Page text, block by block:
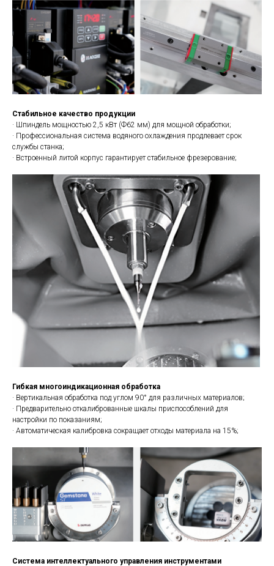
Стабильное качество продукции
· Шпиндель мощностью 2,5 кВт (Ф62 мм) для мощной обработки;
· Профессиональная система водяного охлаждения продлевает срок
службы станка;
· Встроенный литой корпус гарантирует стабильное фрезерование;
Гибкая многоиндикационная обработка
· Вертикальная обработка под углом 90° для различных материалов;
· Предварительно откалиброванные шкалы приспособлений для
настройки по показаниям;
· Автоматическая калибровка сокращает отходы материала на 15%;
Система интеллектуального управления инструментами